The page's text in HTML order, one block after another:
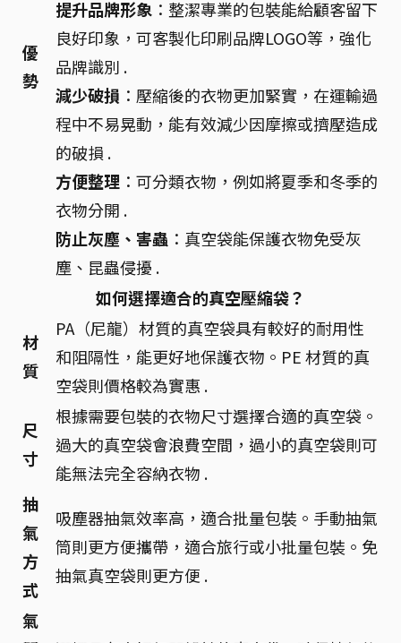
優
勢
提升品牌形象 ：整潔專業的包裝能給顧客留下
良好印象，可客製化印刷品牌LOGO等，強化
品牌識別 .
減少破損 ：壓縮後的衣物更加緊實，在運輸過
程中不易晃動，能有效減少因摩擦或擠壓造成
的破損 .
方便整理 ：可分類衣物，例如將夏季和冬季的
衣物分開 .
防止灰塵、害蟲 ：真空袋能保護衣物免受灰
塵、昆蟲侵擾 .
如何選擇適合的真空壓縮袋？
材
質
PA（尼龍）材質的真空袋具有較好的耐用性
和阻隔性，能更好地保護衣物。PE 材質的真
空袋則價格較為實惠 .
尺
寸
根據需要包裝的衣物尺寸選擇合適的真空袋。
過大的真空袋會浪費空間，過小的真空袋則可
能無法完全容納衣物 .
抽
氣
方
式
吸塵器抽氣效率高，適合批量包裝。手動抽氣
筒則更方便攜帶，適合旅行或小批量包裝。免
抽氣真空袋則更方便 .
氣